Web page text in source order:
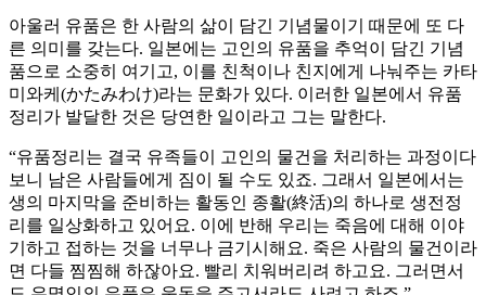
아울러 유품은 한 사람의 삶이 담긴 기념물이기 때문에 또 다
른 의미를 갖는다. 일본에는 고인의 유품을 추억이 담긴 기념
품으로 소중히 여기고, 이를 친척이나 친지에게 나눠주는 카타
미와케(かたみわけ)라는 문화가 있다. 이러한 일본에서 유품
정리가 발달한 것은 당연한 일이라고 그는 말한다.
“유품정리는 결국 유족들이 고인의 물건을 처리하는 과정이다
보니 남은 사람들에게 짐이 될 수도 있죠. 그래서 일본에서는
생의 마지막을 준비하는 활동인 종활(終活)의 하나로 생전정
리를 일상화하고 있어요. 이에 반해 우리는 죽음에 대해 이야
기하고 접하는 것을 너무나 금기시해요. 죽은 사람의 물건이라
면 다들 찜찜해 하잖아요. 빨리 치워버리려 하고요. 그러면서